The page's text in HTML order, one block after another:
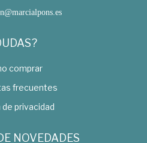
comprar
frecuentes
de privacidad
NOVEDADES